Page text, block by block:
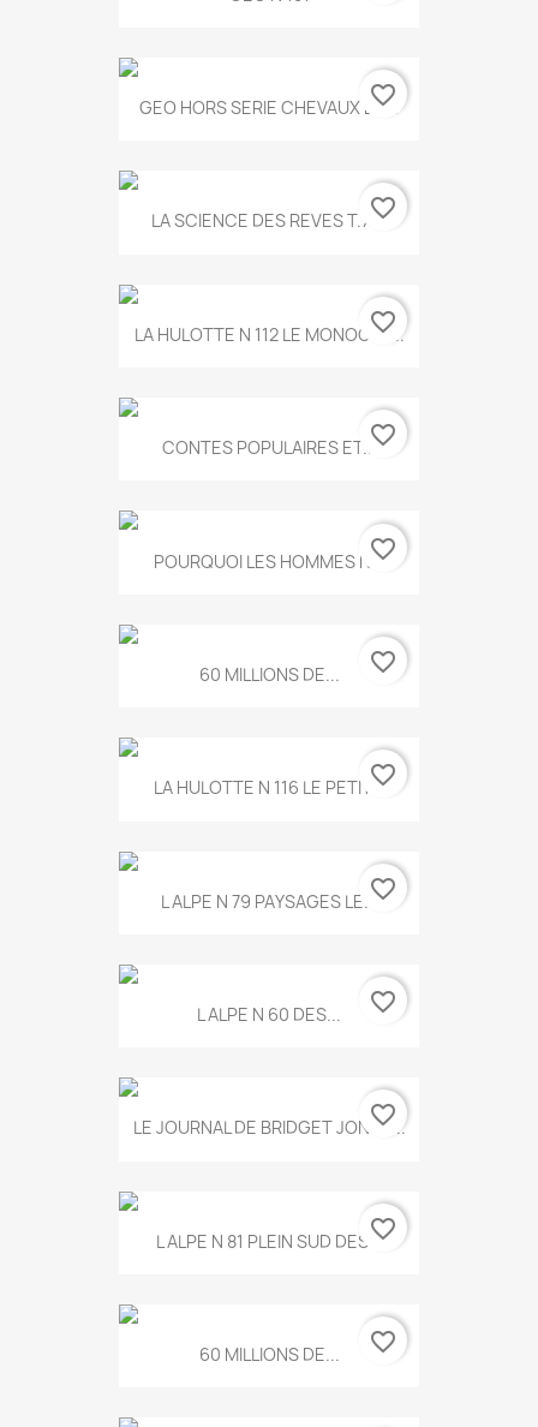
GEO HORS SERIE CHEVAUX ET...
favorite_border
LA SCIENCE DES REVES T.787
favorite_border
LA HULOTTE N 112 LE MONOCLE...
favorite_border
CONTES POPULAIRES ET...favorite_border
POURQUOI LES HOMMES N...favorite_border
60 MILLIONS DE... favorite_border
LA HULOTTE N 116 LE PETIT...favorite_border
L ALPE N 79 PAYSAGES LE...favorite_border
L ALPE N 60 DES... favorite_border
LE JOURNAL DE BRIDGET JONES...
favorite_border
L ALPE N 81 PLEIN SUD DES...favorite_border
60 MILLIONS DE... favorite_border